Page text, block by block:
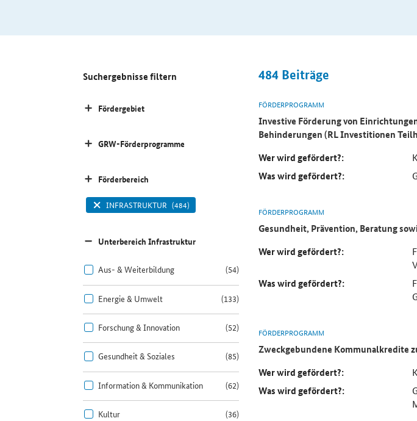
484 Beiträge
FÖRDERPROGRAMM
Investive Förderung von
Behinderungen (RL Investitionen
Wer wird gefördert?:
Was wird gefördert?:
FÖRDERPROGRAMM
Gesundheit, Prävention, Beratung
Wer wird gefördert?:
Was wird gefördert?:
FÖRDERPROGRAMM
Zweckgebundene Kommunalkredite
Wer wird gefördert?:
Was wird gefördert?:
Suchergebnisse filtern
Fördergebiet
GRW-Förderprogramme
Förderbereich
INFRASTRUKTUR (484)
Unterbereich Infrastruktur
Aus- & Weiterbildung (54)
Energie & Umwelt (133)
Forschung & Innovation (52)
Gesundheit & Soziales (85)
Information & Kommunikation (62)
Kultur (36)